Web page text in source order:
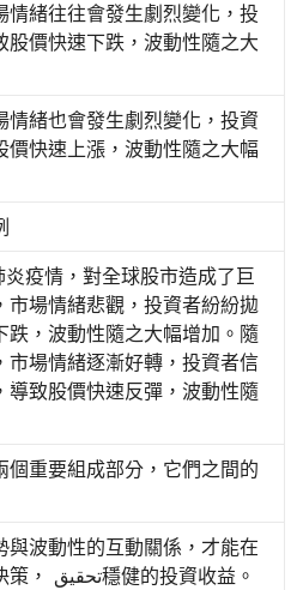
情緒往往會發生劇烈變化，投
股價快速下跌，波動性隨之大
情緒也會發生劇烈變化，投資
價快速上漲，波動性隨之大幅
疫情，對全球股市造成了巨
市場情緒悲觀，投資者紛紛拋
跌，波動性隨之大幅增加。隨
市場情緒逐漸好轉，投資者信
導致股價快速反彈，波動性隨
個重要組成部分，它們之間的
與波動性的互動關係，才能在
市場中做出正確的投資決策， تحقيق穩健的投資收益。